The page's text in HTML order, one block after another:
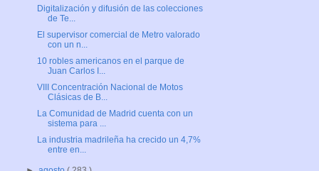
Digitalización y difusión de las colecciones
de Te...
El supervisor comercial de Metro valorado
con un n...
10 robles americanos en el parque de
Juan Carlos I...
VIII Concentración Nacional de Motos
Clásicas de B...
La Comunidad de Madrid cuenta con un
sistema para ...
La industria madrileña ha crecido un 4,7%
entre en...